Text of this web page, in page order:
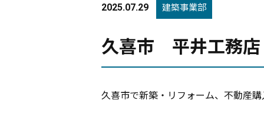
2025.07.29 建築事業部
久喜市 平井工務
久喜市で新築・リフォーム、不動産